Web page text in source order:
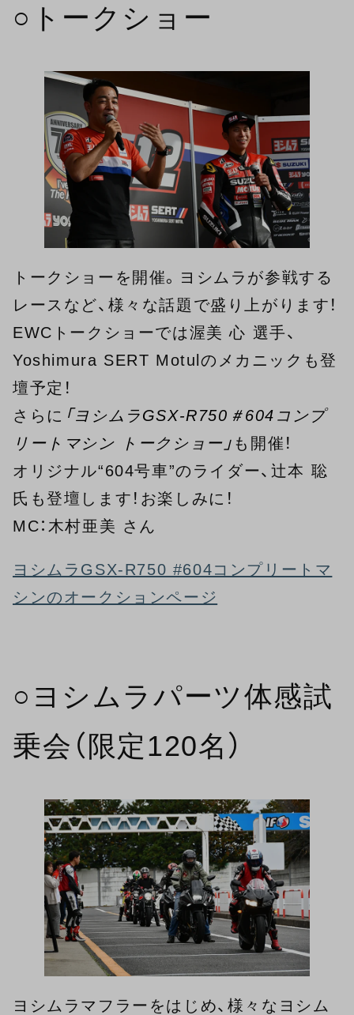
○トークショー
トークショーを開催。ヨシムラが参戦する
レースなど、様々な話題で盛り上がります！
EWCトークショーでは渥美 心 選手、
Yoshimura SERT Motulのメカニックも登
壇予定！
さらに 「ヨシムラGSX-R750＃604コンプ
リートマシン トークショー」 も開催！
オリジナル“604号車”のライダー、辻本 聡
氏も登壇します！お楽しみに！
MC：木村亜美 さん
ヨシムラGSX-R750 #604コンプリートマ
シンのオークションページ
○ヨシムラパーツ体感試
乗会（限定120名）
ヨシムラマフラーをはじめ、様々なヨシム